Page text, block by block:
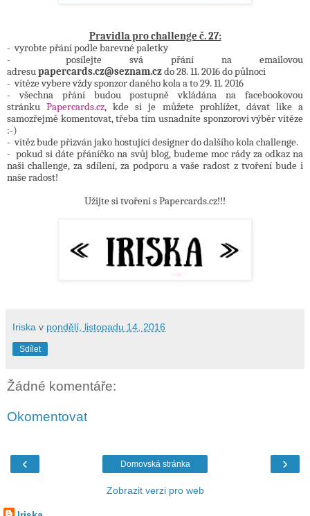
Pravidla pro challenge č. 27:
- vyrobte přání podle barevné paletky
- posílejte svá přání na emailovou
adresupapercards.cz@seznam.czdo 28. 11. 2016 do půlnoci
- vítěze vybere vždy sponzor daného kola a to 29. 11. 2016
- všechna přání budou postupně vkládána na facebookovou
stránku Papercards.cz, kde si je můžete prohlížet, dávat like a
samozřejmě komentovat, třeba tím usnadníte sponzorovi výběr vítěze
:-)
- vítěz bude přizván jako hostující designer do dalšího kola challenge.
- pokud si dáte přáníčko na svůj blog, budeme moc rády za odkaz na
naši challenge, za sdílení, za podporu a vaše radost z tvoření bude i
naše radost!
Užijte si tvoření s Papercards.cz!!!
Iriska v pondělí, listopadu 14, 2016
Sdílet
Žádné komentáře:
Okomentovat
‹ ›
Domovská stránka
Zobrazit verzi pro web